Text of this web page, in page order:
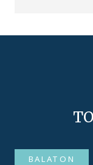
BALATON